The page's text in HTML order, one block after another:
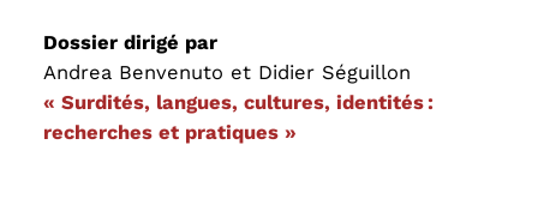
Dossier dirigé par
Andrea Benvenuto et Didier Séguillon
« Surdités, langues, cultures, identités :
recherches et pratiques »